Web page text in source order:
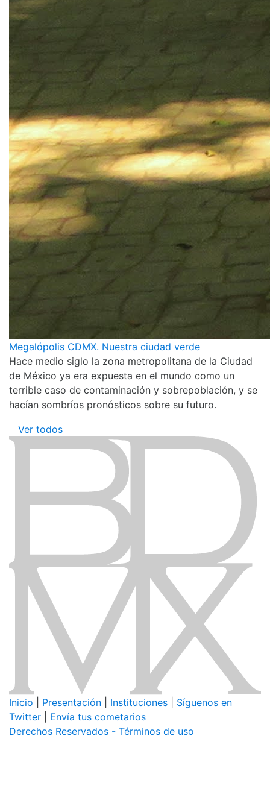
Megalópolis CDMX. Nuestra ciudad verde
Hace medio siglo la zona metropolitana de la Ciudad
de México ya era expuesta en el mundo como un
terrible caso de contaminación y sobrepoblación, y se
hacían sombríos pronósticos sobre su futuro.
Ver todos
Inicio Presentación Instituciones
Síguenos en
Twitter
Envía tus cometarios
Derechos Reservados - Términos de uso